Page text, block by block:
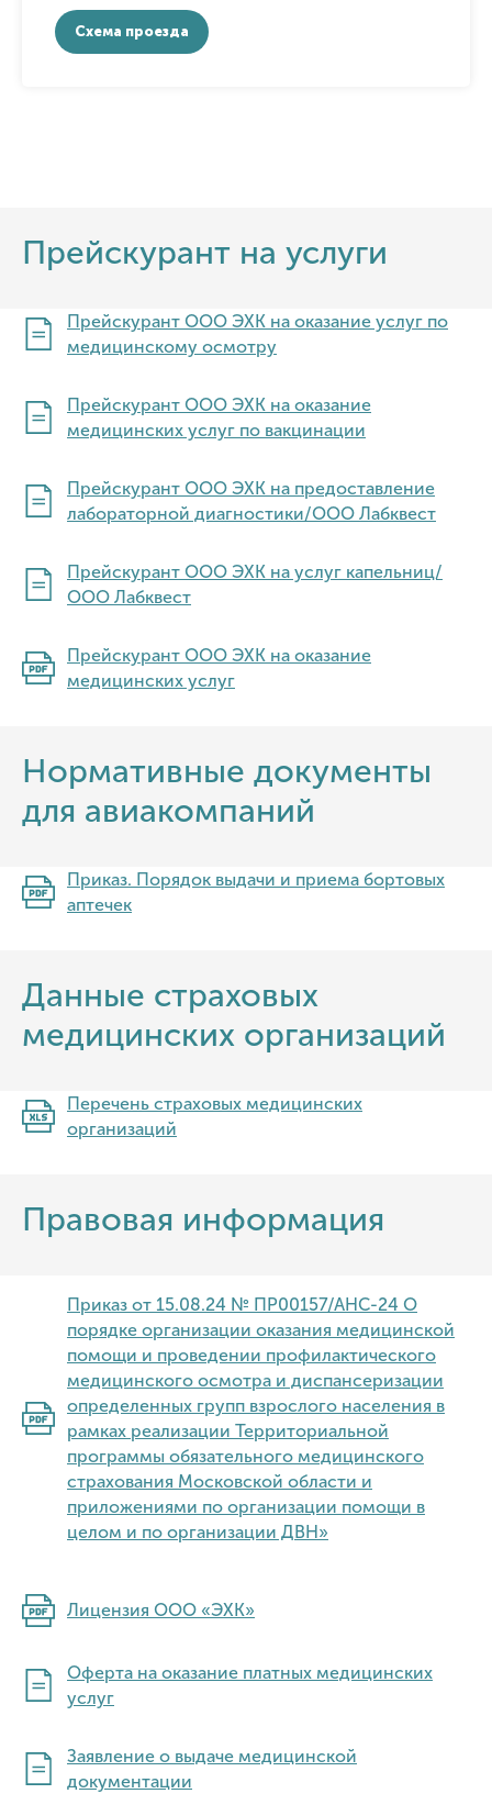
Схема проезда
Прейскурант на услуги
Прейскурант ООО ЭХК на оказание услуг по
медицинскому осмотру
Прейскурант ООО ЭХК на оказание
медицинских услуг по вакцинации
Прейскурант ООО ЭХК на предоставление
лабораторной диагностики/ООО Лабквест
Прейскурант ООО ЭХК на услуг капельниц/
ООО Лабквест
Прейскурант ООО ЭХК на оказание
медицинских услуг
Нормативные документы
для авиакомпаний
Приказ. Порядок выдачи и приема бортовых
аптечек
Данные страховых
медицинских организаций
Перечень страховых медицинских
организаций
Правовая информация
Приказ от 15.08.24 № ПР00157/АНС-24 О
порядке организации оказания медицинской
помощи и проведении профилактического
медицинского осмотра и диспансеризации
определенных групп взрослого населения в
рамках реализации Территориальной
программы обязательного медицинского
страхования Московской области и
приложениями по организации помощи в
целом и по организации ДВН»
Лицензия ООО «ЭХК»
Оферта на оказание платных медицинских
услуг
Заявление о выдаче медицинской
документации